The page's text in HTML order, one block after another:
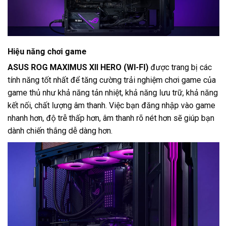
Hiệu năng chơi game
ASUS ROG MAXIMUS XII HERO (WI-FI) được trang bị các
tính năng tốt nhất để tăng cường trải nghiệm chơi game của
game thủ như khả năng tản nhiệt, khả năng lưu trữ, khả năng
kết nối, chất lượng âm thanh. Việc bạn đăng nhập vào game
nhanh hơn, độ trễ thấp hơn, âm thanh rõ nét hơn sẽ giúp bạn
dành chiến thắng dễ dàng hơn.